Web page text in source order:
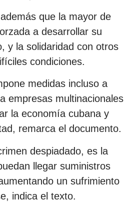
que la mayor de
a desarrollar su
y la solidaridad con otros
condiciones.
medidas incluso a
empresas multinacionales
la economía cubana y
remarca el documento.
despiadado, es la
llegar suministros
un sufrimiento
indica el texto.